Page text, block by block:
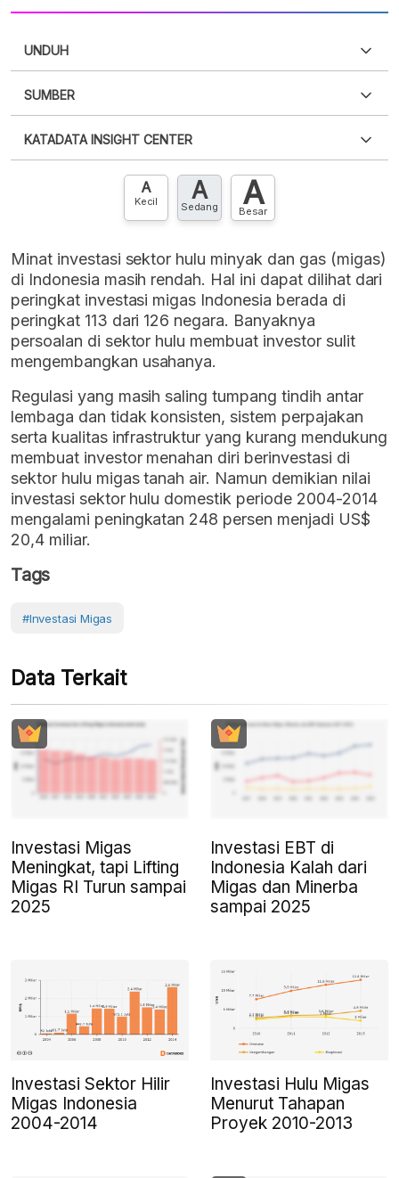
UNDUH
XLS
SUMBER
punya akun?Silakan Daftar sekarang
KATADATA INSIGHT CENTER
Hubungi sekarang »
A
Kecil A
Sedang A
Besar
Minat investasi sektor hulu minyak dan gas (migas)
di Indonesia masih rendah. Hal ini dapat dilihat dari
peringkat investasi migas Indonesia berada di
peringkat 113 dari 126 negara. Banyaknya
persoalan di sektor hulu membuat investor sulit
mengembangkan usahanya.
Regulasi yang masih saling tumpang tindih antar
lembaga dan tidak konsisten, sistem perpajakan
serta kualitas infrastruktur yang kurang mendukung
membuat investor menahan diri berinvestasi di
sektor hulu migas tanah air. Namun demikian nilai
investasi sektor hulu domestik periode 2004-2014
mengalami peningkatan 248 persen menjadi US$
20,4 miliar.
Tags
#Investasi Migas
Data Terkait
Investasi Migas
Meningkat, tapi Lifting
Migas RI Turun sampai
2025
Investasi EBT di
Indonesia Kalah dari
Migas dan Minerba
sampai 2025
Investasi Sektor Hilir
Migas Indonesia
2004-2014
Investasi Hulu Migas
Menurut Tahapan
Proyek 2010-2013